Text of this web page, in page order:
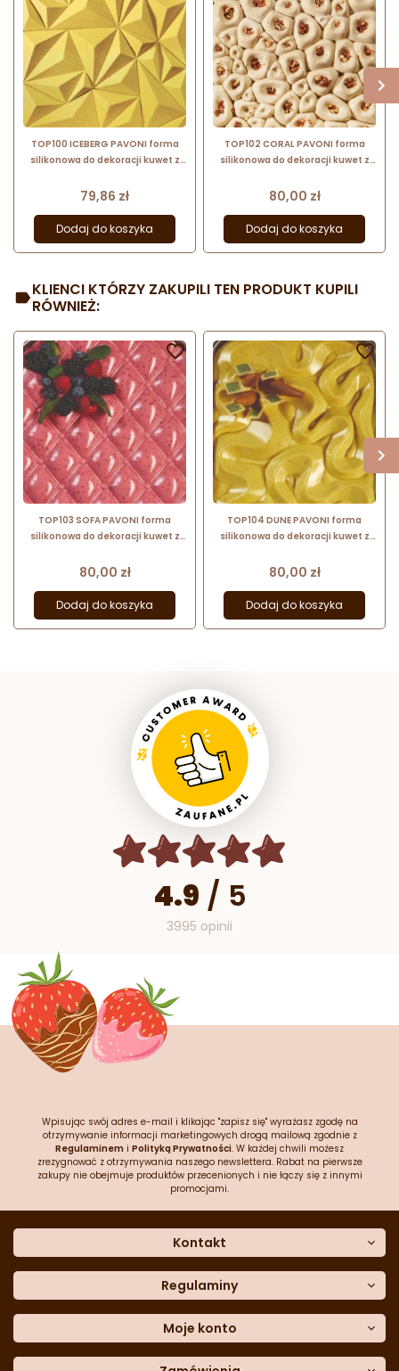
TOP100 ICEBERG PAVONI forma
silikonowa do dekoracji kuwet z
Cena
79,86 zł
Dodaj do koszyka
TOP102 CORAL PAVONI forma
silikonowa do dekoracji kuwet z
Cena
80,00 zł
Dodaj do koszyka
KLIENCI KTÓRZY ZAKUPILI TEN PRODUKT KUPILI
RÓWNIEŻ:
TOP103 SOFA PAVONI forma
silikonowa do dekoracji kuwet z
Cena
80,00 zł
Dodaj do koszyka

TOP104 DUNE PAVONI forma
silikonowa do dekoracji kuwet z
Cena
80,00 zł
Dodaj do koszyka

4.9 / 5
3995 opinii
Wpisując swój adres e-mail i klikając "zapisz się" wyrażasz zgodę na
otrzymywanie informacji marketingowych drogą mailową zgodnie z
Regulaminem i Polityką Prywatności. W każdej chwili możesz
zrezygnować z otrzymywania naszego newslettera. Rabat na pierwsze
zakupy nie obejmuje produktów przecenionych i nie łączy się z innymi
promocjami.
Kontakt
Dane kontaktowe
Często zadawane pytania
Sklep stacjonarny
Formularz kontaktowy
Blog
Regulaminy
Polityka prywatności
Polityka cookies
Polityka reklamacji
Moje konto